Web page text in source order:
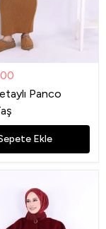
Panco
Ekle